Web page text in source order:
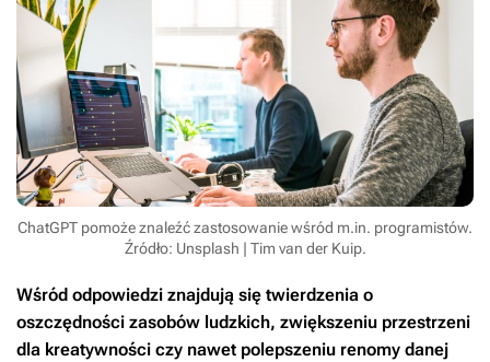
ChatGPT pomoże znaleźć zastosowanie wśród m.in. programistów.
Źródło: Unsplash | Tim van der Kuip.
Wśród odpowiedzi znajdują się twierdzenia o
oszczędności zasobów ludzkich, zwiększeniu przestrzeni
dla kreatywności czy nawet polepszeniu renomy danej